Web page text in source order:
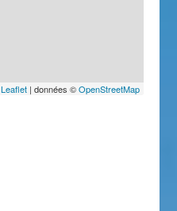
Leaflet| données ©OpenStreetMap